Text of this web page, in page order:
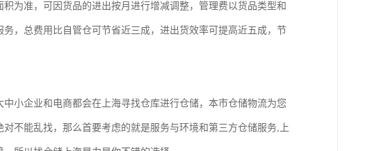
为准，可因货品的进出按月进行增减调整，管理费以货品类型和
，总费用比自管仓可节省近三成，进出货效率可提高近五成，节
小企业和电商都会在上海寻找仓库进行仓储，本市仓储物流为您
不能乱找，那么首要考虑的就是服务与环境和第三方仓储服务,上